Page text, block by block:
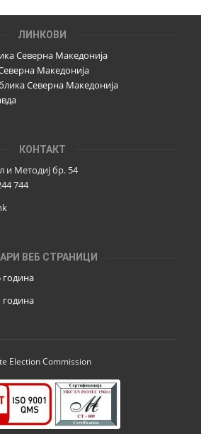
ЛИНКОВИ
Северна Македонија
Македонија
Северна Македонија
КОНТАКТ
и Методиј бр. 54
744
ВЕБ СТРАНИЦИ
година
година
Election Commission